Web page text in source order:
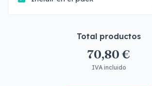
Total productos
70,80 €
IVA incluido